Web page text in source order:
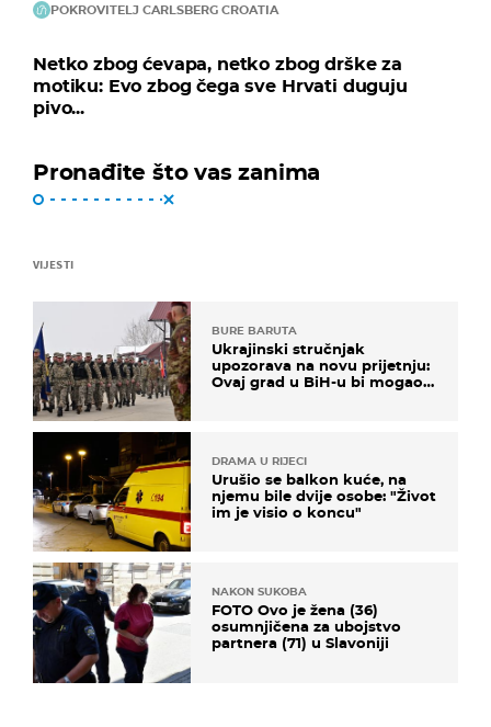
POKROVITELJ CARLSBERG CROATIA
Netko zbog ćevapa, netko zbog drške za
motiku: Evo zbog čega sve Hrvati duguju
pivo...
Pronađite što vas zanima
VIJESTI
BURE BARUTA
Ukrajinski stručnjak
upozorava na novu prijetnju:
Ovaj grad u BiH-u bi mogao
DRAMA U RIJECI
Urušio se balkon kuće, na
njemu bile dvije osobe: "Život
im je visio o koncu"
NAKON SUKOBA
FOTO Ovo je žena (36)
osumnjičena za ubojstvo
partnera (71) u Slavoniji